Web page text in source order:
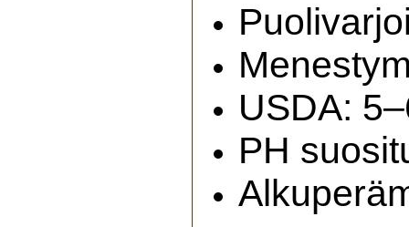
USDA:
PH